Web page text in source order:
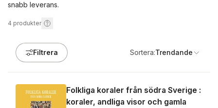
snabb leverans.
4 produkter
Filtrera Sortera:Trendande
Folkliga koraler från södra Sverige :
koraler, andliga visor och gamla